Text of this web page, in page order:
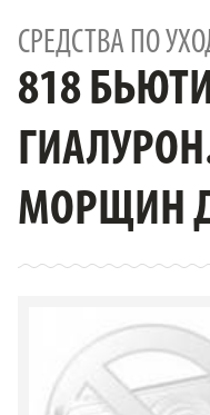
СРЕДСТВА ПО
818
МОРЩИН